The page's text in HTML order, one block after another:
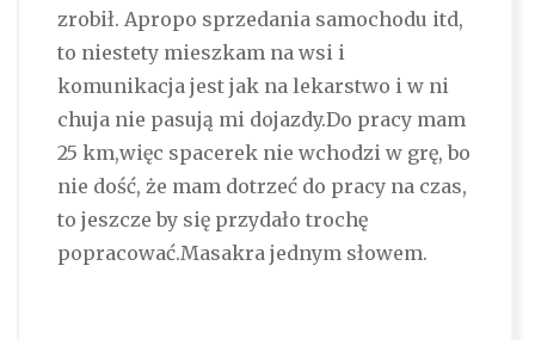
zrobił. Apropo sprzedania samochodu itd,
to niestety mieszkam na wsi i
komunikacja jest jak na lekarstwo i w ni
chuja nie pasują mi dojazdy.Do pracy mam
25 km,więc spacerek nie wchodzi w grę, bo
nie dość, że mam dotrzeć do pracy na czas,
to jeszcze by się przydało trochę
popracować.Masakra jednym słowem.